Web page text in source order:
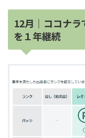
12月｜ココナラ
を１年継続